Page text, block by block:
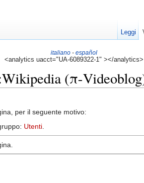
italiano- español
<analytics uacct="UA-6089322-1" ></analytics>
(π-
per il seguente motivo:
Utenti
Leggi